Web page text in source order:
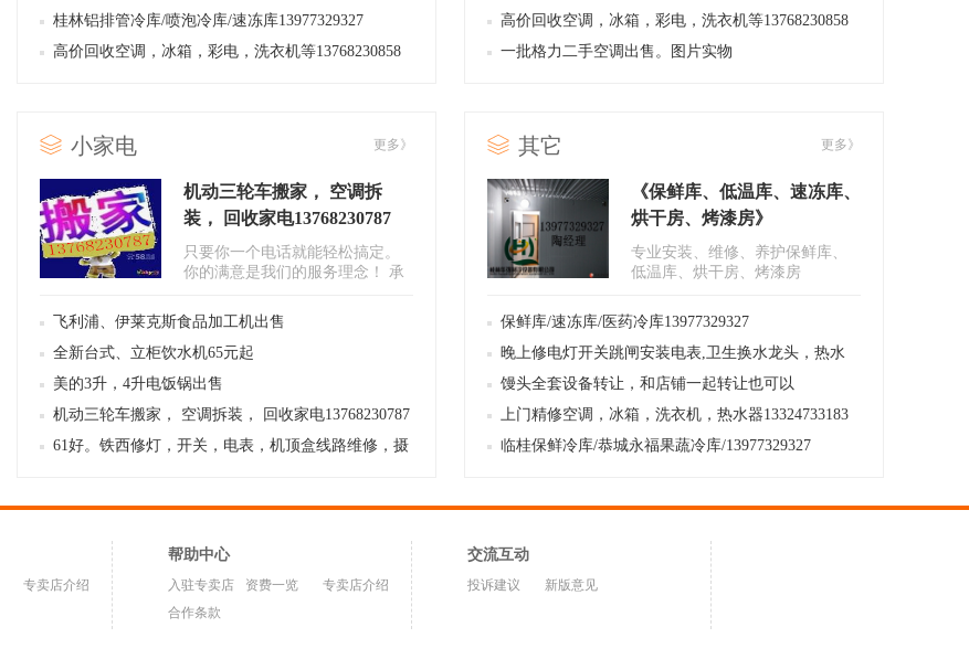
后】13977329327
桂林铝排管冷库/喷泡冷库/速冻库13977329327
高价回收空调，冰箱，彩电，洗衣机等13768230858
0773-8997549
高价回收空调，冰箱，彩电，洗衣机等13768230858
一批格力二手空调出售。图片实物
更多》
小家电
机动三轮车搬家， 空调拆
装， 回收家电13768230787
只要你一个电话就能轻松搞定。
你的满意是我们的服务理念！ 承
家..
飞利浦、伊莱克斯食品加工机出售
全新台式、立柜饮水机65元起
美的3升，4升电饭锅出售
机动三轮车搬家， 空调拆装， 回收家电13768230787
61好。铁西修灯，开关，电表，机顶盒线路维修，摄
更多》
其它
《保鲜库、低温库、速冻库、
烘干房、烤漆房》
13977329327
专业安装、维修、养护保鲜库、
低温库、烘干房、烤漆房
限公司,联..
保鲜库/速冻库/医药冷库13977329327
晚上修电灯开关跳闸安装电表,卫生换水龙头，热水
器，调电视天线
馒头全套设备转让，和店铺一起转让也可以
上门精修空调，冰箱，洗衣机，热水器13324733183
临桂保鲜冷库/恭城永福果蔬冷库/13977329327
专卖店介绍
帮助中心
入驻专卖店 资费一览
专卖店介绍
合作条款
交流互动
投诉建议 新版意见